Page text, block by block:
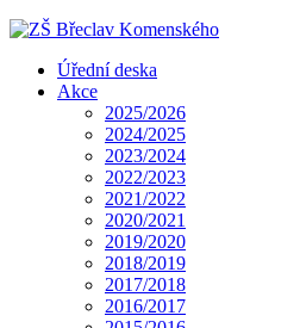
Úřední deska
Akce
2025/2026
2024/2025
2023/2024
2022/2023
2021/2022
2020/2021
2019/2020
2018/2019
2017/2018
2016/2017